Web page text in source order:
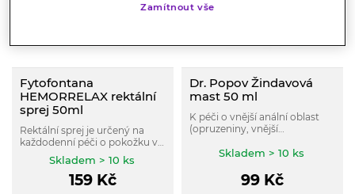
Fytofontana
HEMORRELAX rektální
sprej 50ml
Rektální sprej je určený na
každodenní péči o pokožku v
oblasti konečníku. Pokud není
k dispozici voda, lze sprej
použít jako čisticí prostředek.
Skladem > 10 ks
159 Kč
Dr. Popov Žindavová
mast 50 ml
K péči o vnější anální oblast
(opruzeniny, vnější
osvěžuje, stahuje a regeneruje.
Skladem > 10 ks
99 Kč
Zamítnout vše